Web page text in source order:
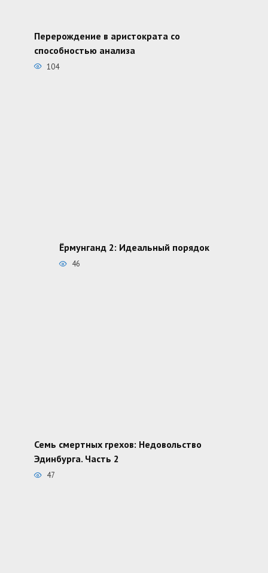
Перерождение в аристократа со
способностью анализа
104
Ёрмунганд 2: Идеальный порядок
46
Семь смертных грехов: Недовольство
Эдинбурга. Часть 2
47